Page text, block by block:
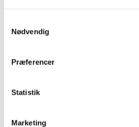
Nødvendig
Præferencer
Statistik
Marketing
Du vil måske også